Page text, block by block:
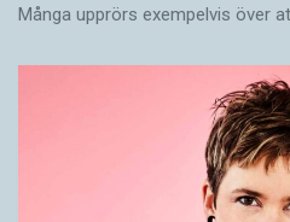
Många upprörs exempelvis över